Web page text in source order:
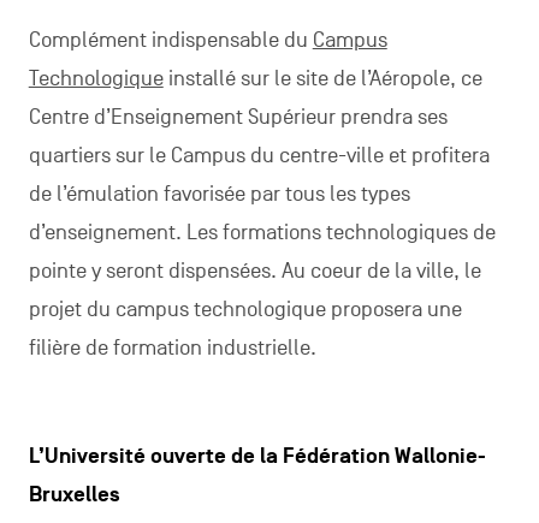
Complément indispensable du Campus
Technologiqueinstallé sur le site de l’Aéropole, ce
Centre d’Enseignement Supérieur prendra ses
quartiers sur le Campus du centre-ville et profitera
de l’émulation favorisée par tous les types
d’enseignement. Les formations technologiques de
pointe y seront dispensées. Au coeur de la ville, le
projet du campus technologique proposera une
filière de formation industrielle.
L’Université ouverte de la Fédération Wallonie-
Bruxelles